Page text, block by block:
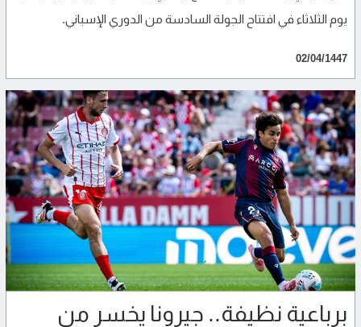
يوم الثلاثاء في افتتاح الجولة السادسة من الدوري الإسباني.
02/04/1447
برباعية نظيفة.. جيرونا يخسر من